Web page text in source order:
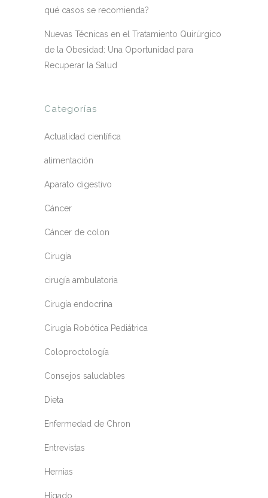
qué casos se recomienda?
Nuevas Técnicas en el Tratamiento Quirúrgico
de la Obesidad: Una Oportunidad para
Recuperar la Salud
Categorías
Actualidad científica
alimentación
Aparato digestivo
Cáncer
Cáncer de colon
Cirugía
cirugía ambulatoria
Cirugía endocrina
Cirugía Robótica Pediátrica
Coloproctología
Consejos saludables
Dieta
Enfermedad de Chron
Entrevistas
Hernias
Hígado